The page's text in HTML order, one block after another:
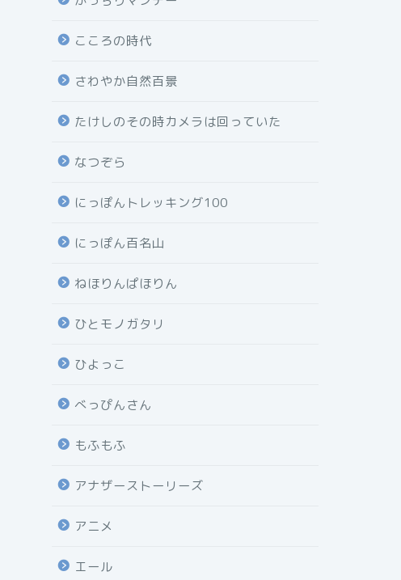
こころの時代
さわやか自然百景
たけしのその時カメラは回っていた
なつぞら
にっぽんトレッキング100
にっぽん百名山
ねほりんぱほりん
ひとモノガタリ
ひよっこ
べっぴんさん
もふもふ
アナザーストーリーズ
アニメ
エール